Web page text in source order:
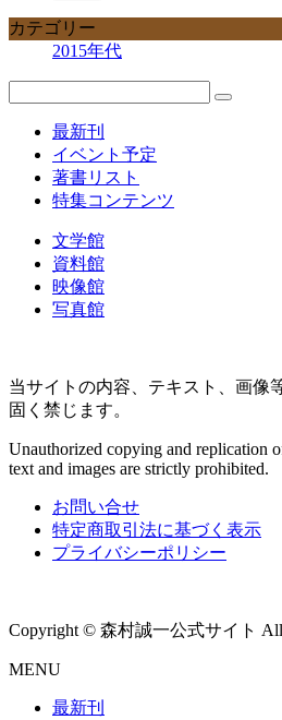
カテゴリー
2015年代
最新刊
イベント予定
著書リスト
特集コンテンツ
文学館
資料館
映像館
写真館
当サイトの内容、テキスト、画像
固く禁じます。
Unauthorized copying and replication
text and images are strictly prohibited.
お問い合せ
特定商取引法に基づく表示
プライバシーポリシー
Copyright © 森村誠一公式サイト All
MENU
最新刊